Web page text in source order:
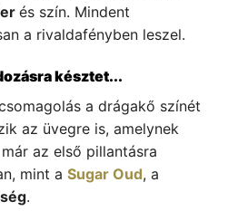
és szín. Mindent
a rivaldafényben leszel.
késztet...
a drágakő színét
az üvegre is, amelynek
az első pillantásra
mint a Sugar Oud, a
.